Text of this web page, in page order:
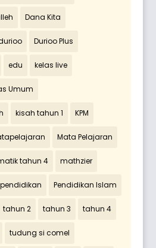
Dana Kita
Durioo Plus
edu kelas live
Umum
kisah tahun 1 KPM
Mata Pelajaran
tahun 4 mathzier
pendidikan Pendidikan Islam
tahun 2 tahun 3 tahun 4
tudung si comel